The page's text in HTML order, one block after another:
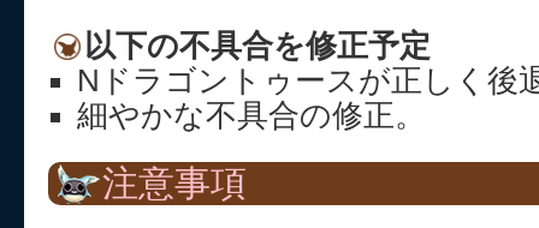
以下の不具合を修正予定
Nドラゴントゥースが正しく後
細やかな不具合の修正。
注意事項